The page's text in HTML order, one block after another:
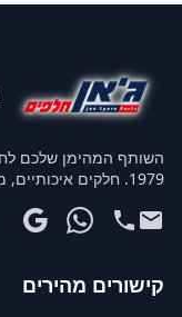
1979. חלקים איכותיים, מחירים תחרותיים ושירות יוצא דופן.
קישורים מהירים